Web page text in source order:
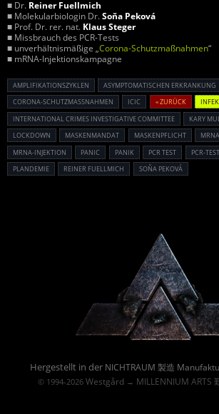
■ Dr. Reiner Fuellmich
■ Molekularbiologin Dr.Soňa Peková
■ Prof. Dr. rer. nat. Klaus Steger
■ Missbrauch des PCR-Tests
■ unverhältnismäßige „Corona-Schutzmaßnahmen“
■ mRNA-Injektionskampagne
AMPLIFIKATIONSZYKLEN ASYMPTOMATISCHEN ERKRANKUNG
CORONA-SCHUTZMASSNAHMEN
ICIC « ZURÜCK
INTERNATIONAL CRIMES INVESTIGATIVE COMMITTEE
KARY
LOCKDOWN
MASKENMANDAT MASKENPFLICHT
MRNA-INJEKTION
PANIC PANIK PCR TEST PCR-TEST
PLANDEMIE
REINER FUELLMICH SOŇA PEKOVÁ
Hergestellt in der NICHTRAUM 製造
© 1994-2026 Westgård→ MILLENNIUM ARTS
Powered By :